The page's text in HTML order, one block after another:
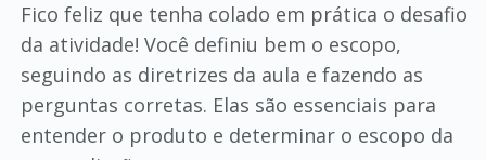
Fico feliz que tenha colado em prática o desafio
da atividade! Você definiu bem o escopo,
seguindo as diretrizes da aula e fazendo as
perguntas corretas. Elas são essenciais para
entender o produto e determinar o escopo da